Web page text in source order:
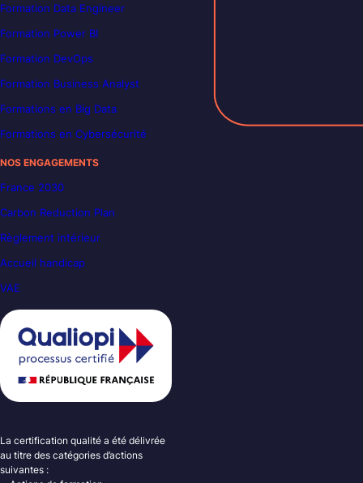
Formation Data Engineer
Formation Power BI
Formation DevOps
Formation Business Analyst
Formations en Big Data
Formations en Cybersécurité
NOS ENGAGEMENTS
France 2030
Carbon Reduction Plan
Règlement intérieur
Accueil handicap
VAE
La certification qualité a été délivrée
au titre des catégories d’actions
suivantes :